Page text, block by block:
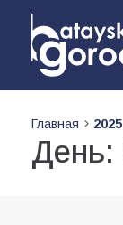
Главная 2025
День: